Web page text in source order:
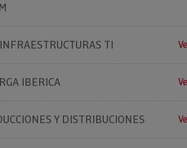
TI
IBERICA
Y DISTRIBUCIONES